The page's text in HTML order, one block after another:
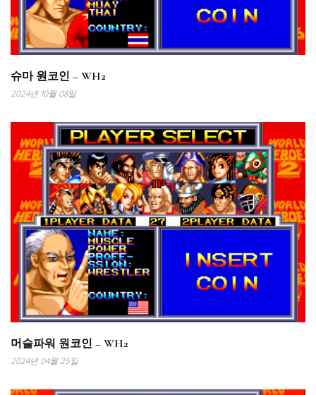
슈마 원코인 – WH2
2024년 10월 08일
머슬파워 원코인 – WH2
2024년 04월 25일